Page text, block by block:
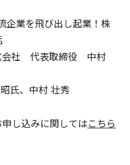
業を飛び出し起業！株
会社 代表取締役 中村
氏、中村 壮秀
し込みに関しては こちら